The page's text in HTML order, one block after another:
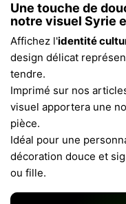
Une touche de
notre visuel Syrie
Affichez l'identité
design délicat
tendre.
Imprimé sur nos
visuel apportera une
pièce.
Idéal pour une
décoration douce et
ou fille.